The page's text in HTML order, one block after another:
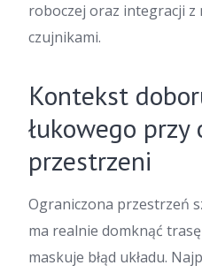
roboczej oraz integracji z
czujnikami.
Kontekst
łukowego przy
przestrzeni
Ograniczona przestrzeń
ma realnie domknąć
maskuje błąd układu.